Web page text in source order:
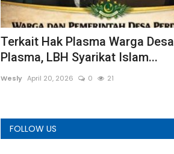
Terkait Hak Plasma Warga Desa
Plasma, LBH Syarikat Islam...
Wesly April 20, 2026 0 21
FOLLOW US